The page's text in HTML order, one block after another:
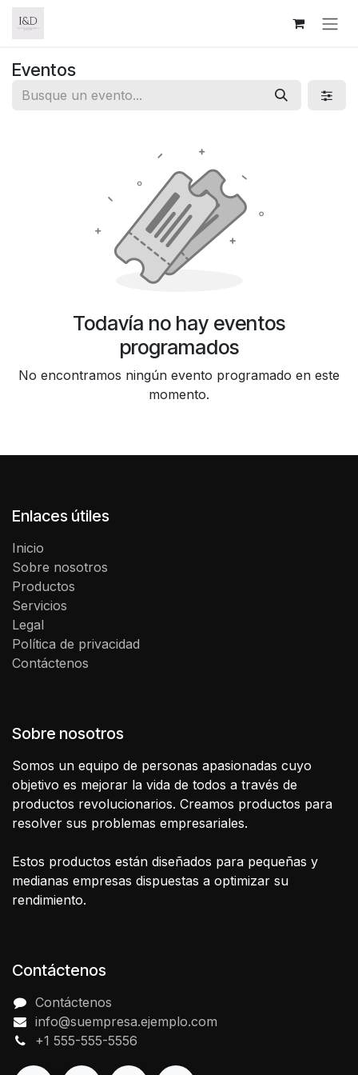
Eventos
Todavía no hay eventos
programados
No encontramos ningún evento programado en este
momento.
Enlaces útiles
Inicio
Sobre nosotros
Productos
Servicios
Legal
Política de privacidad
Contáctenos
Sobre nosotros
Somos un equipo de personas apasionadas cuyo
objetivo es mejorar la vida de todos a través de
productos revolucionarios. Creamos productos para
resolver sus problemas empresariales.
Estos productos están diseñados para pequeñas y
medianas empresas dispuestas a optimizar su
rendimiento.
Contáctenos
Contáctenos
info@suempresa.ejemplo.com
+1 555-555-5556